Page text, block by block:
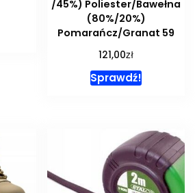
/45%) Poliester/Bawełna
(80%/20%)
Pomarańcz/Granat 59
121,00zł
Sprawdź!